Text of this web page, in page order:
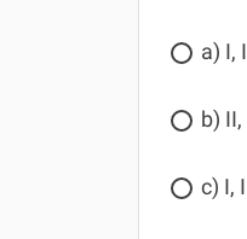
a) I,
b)
c) I,